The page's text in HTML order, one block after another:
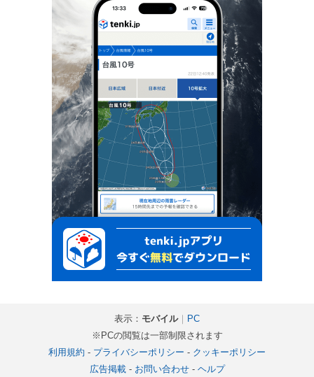
表示： モバイル｜ PC
※PCの閲覧は一部制限されます
利用規約 - プライバシーポリシー - クッキーポリシー
広告掲載- お問い合わせ- ヘルプ